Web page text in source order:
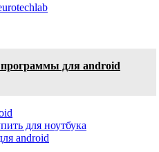
для android
для ноутбука
android